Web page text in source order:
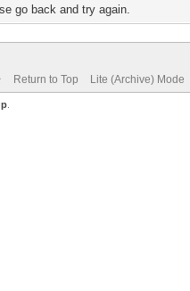
go back and try again.
Return to Top Lite (Archive) Mode